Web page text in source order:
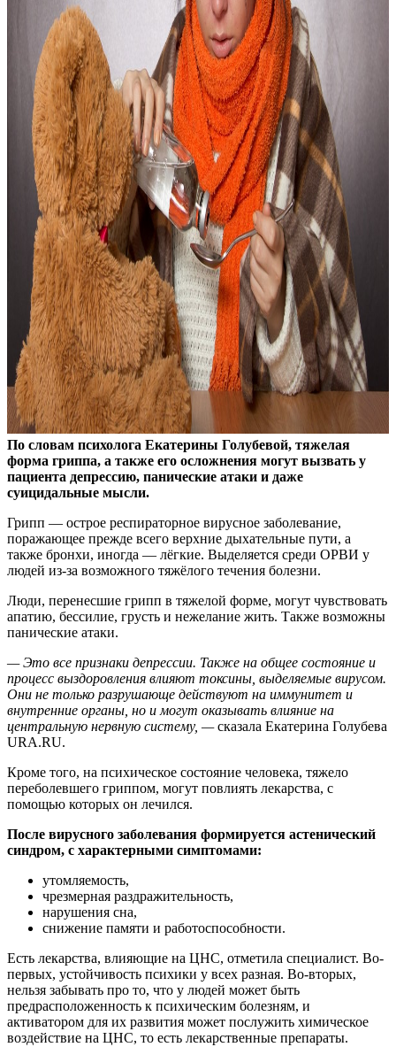
По словам психолога Екатерины Голубевой, тяжелая
форма гриппа, а также его осложнения могут вызвать у
пациента депрессию, панические атаки и даже
суицидальные мысли.
Грипп — острое респираторное вирусное заболевание,
поражающее прежде всего верхние дыхательные пути, а
также бронхи, иногда — лёгкие. Выделяется среди ОРВИ у
людей из-за возможного тяжёлого течения болезни.
Люди, перенесшие грипп в тяжелой форме, могут чувствовать
апатию, бессилие, грусть и нежелание жить. Также возможны
панические атаки.
— Это все признаки депрессии. Также на общее состояние и
процесс выздоровления влияют токсины, выделяемые вирусом.
Они не только разрушающе действуют на иммунитет и
внутренние органы, но и могут оказывать влияние на
центральную нервную систему, —сказала Екатерина Голубева
URA.RU.
Кроме того, на психическое состояние человека, тяжело
переболевшего гриппом, могут повлиять лекарства, с
помощью которых он лечился.
После вирусного заболевания формируется астенический
синдром, с характерными симптомами:
утомляемость,
чрезмерная раздражительность,
нарушения сна,
снижение памяти и работоспособности.
Есть лекарства, влияющие на ЦНС, отметила специалист. Во-
первых, устойчивость психики у всех разная. Во-вторых,
нельзя забывать про то, что у людей может быть
предрасположенность к психическим болезням, и
активатором для их развития может послужить химическое
воздействие на ЦНС, то есть лекарственные препараты.